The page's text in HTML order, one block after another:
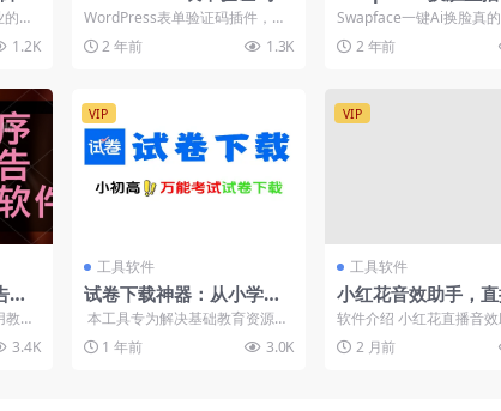
视
理
1.2K
件-Captcha Code汉化版
WordPress表单验证码插件，插
件英文名称为Captcha Code，可
以在...2 年前 1.3K
v1.6.1/新版一键AI
片换脸神器
Swapface一键Ai换脸真
了！按照软件官网说的，
轻、超现实、实...
2 年前
使
用
程
】
3.4K
VIP
工具软件
试卷下载神器：从小学初
中高中高考全套试卷免费
下载，还带试卷解析！
本工具专为解决基础教育资源获
取难题而开发，整合了 K12 全学
段教学...
1 年前 3.0K
VIP
工具软件
小红花音效助手，
神器！人气音效助
置2000种热门场景
云端自动更新，完
软件介绍 小红花直播音
专为主播打造，是各大平
活跃气氛的必备软件助手
2 月前